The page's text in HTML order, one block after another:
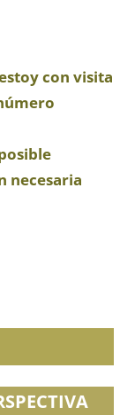
con visita
necesaria